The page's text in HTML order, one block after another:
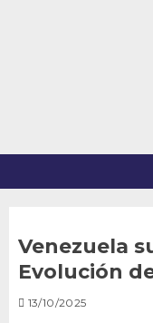
Venezuela
Evolución
13/10/2025